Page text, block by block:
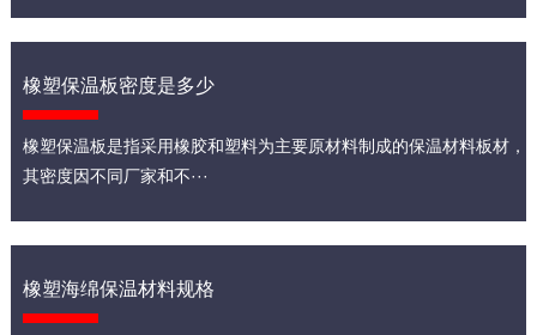
橡塑保温板密度是多少
橡塑保温板是指采用橡胶和塑料为主要原材料制成的保温材料板材，
其密度因不同厂家和不···
橡塑海绵保温材料规格